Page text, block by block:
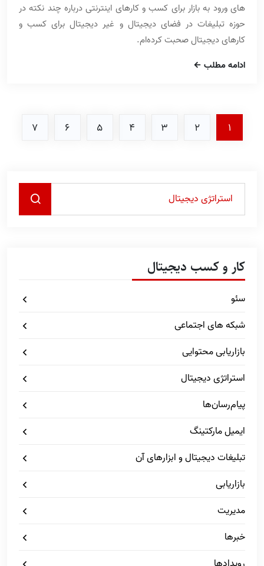
های ورود به بازار برای کسب و کارهای اینترنتی درباره چند نکته در
حوزه تبلیغات در فضای دیجیتال و غیر دیجیتال برای کسب و
کارهای دیجیتال صحبت کرده‌ام.
ادامه مطلب
1
2
3
4
5
6
7
کار و کسب دیجیتال
سئو
شبکه های اجتماعی
بازاریابی محتوایی
استراتژی دیجیتال
پیام‌رسان‌ها
ایمیل مارکتینگ
تبلیغات دیجیتال و ابزارهای آن
بازاریابی
مدیریت
خبرها